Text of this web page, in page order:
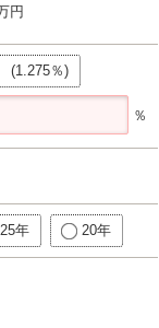
円
(1.275％)
％
25年 20年